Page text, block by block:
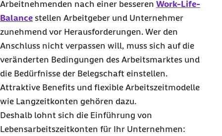
Arbeitnehmenden nach einer besseren Work-Life-
Balance stellen Arbeitgeber und Unternehmer
zunehmend vor Herausforderungen. Wer den
Anschluss nicht verpassen will, muss sich auf die
veränderten Bedingungen des Arbeitsmarktes und
die Bedürfnisse der Belegschaft einstellen.
Attraktive Benefits und flexible Arbeitszeitmodelle
wie Langzeitkonten gehören dazu.
Deshalb lohnt sich die Einführung von
Lebensarbeitszeitkonten für Ihr Unternehmen: